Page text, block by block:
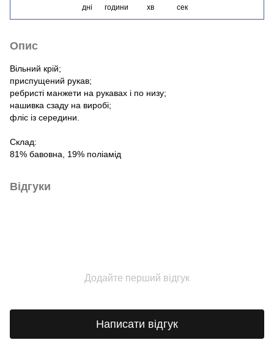
дні години хв сек
Опис
Вільний крій;
приспущений рукав;
ребристі манжети на рукавах і по низу;
нашивка сзаду на виробі;
фліс із середини.
Склад:
81% бавовна, 19% поліамід
Відгуки
Додайте перший відгук
Написати відгук